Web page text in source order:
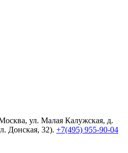
ул. Малая Калужская, д.
Донская, 32). +7(495) 955-90-04